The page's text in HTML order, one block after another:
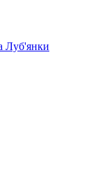
Луб'янки